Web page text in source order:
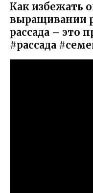
Как избежать
выращивании
рассада – это
#рассада